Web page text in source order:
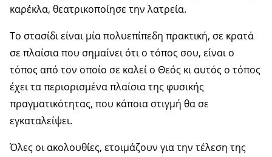
καρέκλα, θεατρικοποίησε την λατρεία.
Το στασίδι είναι μία πολυεπίπεδη πρακτική, σε κρατά
σε πλαίσια που σημαίνει ότι ο τόπος σου, είναι ο
τόπος από τον οποίο σε καλεί ο Θεός κι αυτός ο τόπος
έχει τα περιορισμένα πλαίσια της φυσικής
πραγματικότητας, που κάποια στιγμή θα σε
εγκαταλείψει.
Όλες οι ακολουθίες, ετοιμάζουν για την τέλεση της